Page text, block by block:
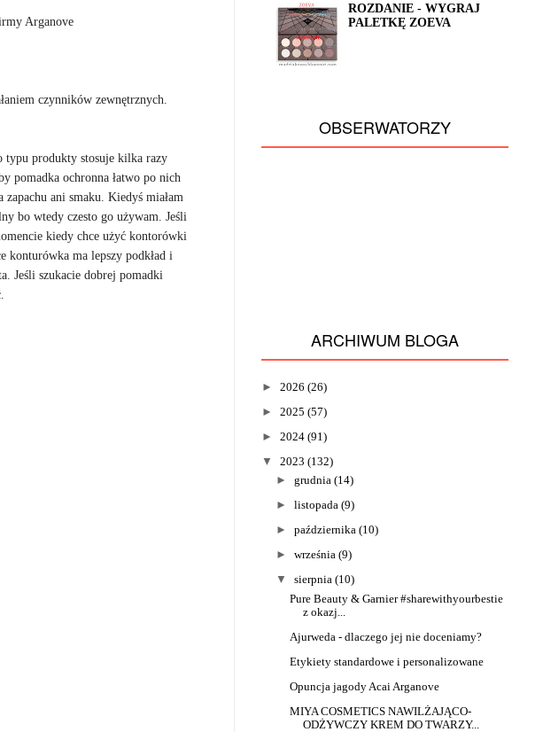
Arganove
czynników zewnętrznych.
typu produkty stosuje kilka razy
pomadka ochronna łatwo po nich
zapachu ani smaku. Kiedyś miałam
bo wtedy czesto go używam. Jeśli
kiedy chce użyć kontorówki
konturówka ma lepszy podkład i
Jeśli szukacie dobrej pomadki
ROZDANIE - WYGRAJ
PALETKĘ ZOEVA
OBSERWATORZY
ARCHIWUM BLOGA
► 2026 (26)
► 2025 (57)
► 2024 (91)
▼
2023 (132)
► grudnia (14)
► listopada (9)
► października (10)
► września (9)
▼
sierpnia (10)
Pure Beauty & Garnier #sharewithyourbestie
z okazj...
Ajurweda - dlaczego jej nie doceniamy?
Etykiety standardowe i personalizowane
Opuncja jagody Acai Arganove
MIYA COSMETICS NAWILŻAJĄCO-
ODŻYWCZY KREM DO TWARZY...